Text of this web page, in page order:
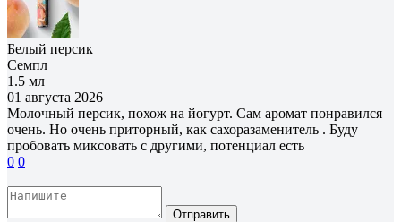
Белый персик
Семпл
1.5 мл
01 августа 2026
Молочный персик, похож на йогурт. Сам аромат понравился
очень. Но очень приторный, как сахоразаменитель . Буду
пробовать миксовать с другими, потенциал есть
0 0
Отправить